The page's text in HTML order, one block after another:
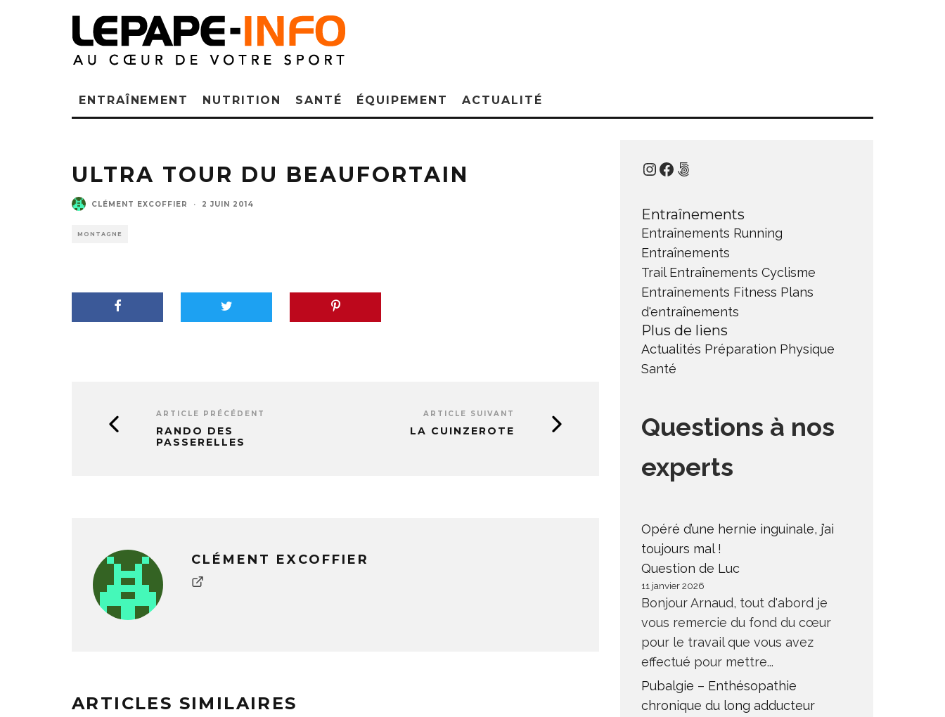
ENTRAÎNEMENT NUTRITION SANTÉ ÉQUIPEMENT ACTUALITÉ
ULTRA TOUR DU BEAUFORTAIN
CLÉMENT EXCOFFIER · 2 JUIN 2014
MONTAGNE
ARTICLE PRÉCÉDENT
RANDO DES
PASSERELLES
ARTICLE SUIVANT
LA CUINZEROTE
CLÉMENT EXCOFFIER
ARTICLES SIMILAIRES
Instagram
Facebook
500px
Entraînements
Entraînements Running
Entraînements
Trail Entraînements Cyclisme
Entraînements Fitness Plans
d'entraînements
Plus de liens
Actualités Préparation Physique
Santé
Questions à nos
experts
Opéré d’une hernie inguinale, j’ai
toujours mal !
Question de Luc
11 janvier 2026
Bonjour Arnaud, tout d'abord je
vous remercie du fond du cœur
pour le travail que vous avez
effectué pour mettre...
Pubalgie – Enthésopathie
chronique du long adducteur